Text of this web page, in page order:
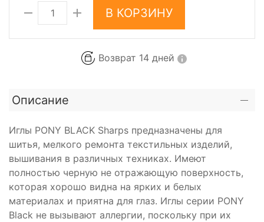
В КОРЗИНУ
Возврат 14 дней
Описание
Иглы PONY BLACK Sharps предназначены для
шитья, мелкого ремонта текстильных изделий,
вышивания в различных техниках. Имеют
полностью черную не отражающую поверхность,
которая хорошо видна на ярких и белых
материалах и приятна для глаз. Иглы серии PONY
Black не вызывают аллергии, поскольку при их